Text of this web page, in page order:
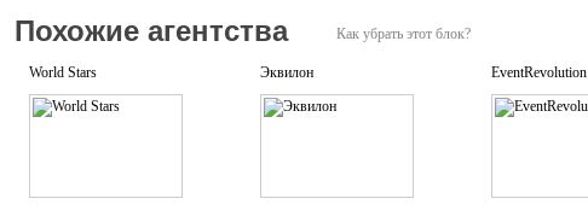
Как убрать этот блок?
Похожие агентства
World Stars Эквилон EventRevolution